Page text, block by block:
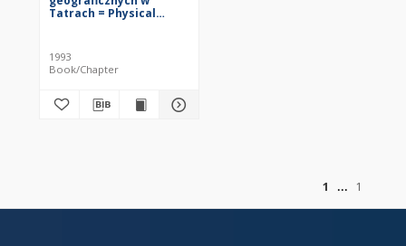
Tatrach = Physical
1993
Book/Chapter
1
1